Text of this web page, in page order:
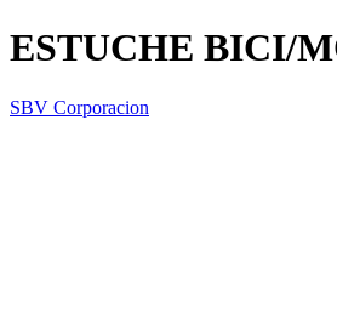
ESTUCHE BICI/
SBV Corporacion